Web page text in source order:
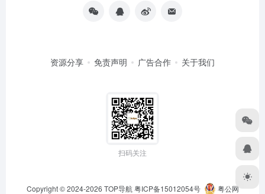
资源分享 免责声明 广告合作 关于我们
扫码关注
Copyright © 2024-2026 TOP导航 粤ICP备15012054号 粤公网